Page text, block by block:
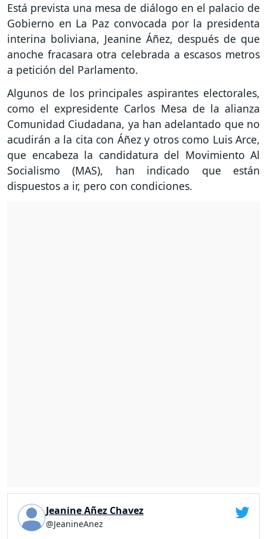
Está prevista una mesa de diálogo en el palacio de
Gobierno en La Paz convocada por la presidenta
interina boliviana, Jeanine Áñez, después de que
anoche fracasara otra celebrada a escasos metros
a petición del Parlamento.
Algunos de los principales aspirantes electorales,
como el expresidente Carlos Mesa de la alianza
Comunidad Ciudadana, ya han adelantado que no
acudirán a la cita con Áñez y otros como Luis Arce,
que encabeza la candidatura del Movimiento Al
Socialismo (MAS), han indicado que están
dispuestos a ir, pero con condiciones.
Jeanine Añez Chavez
@JeanineAnez